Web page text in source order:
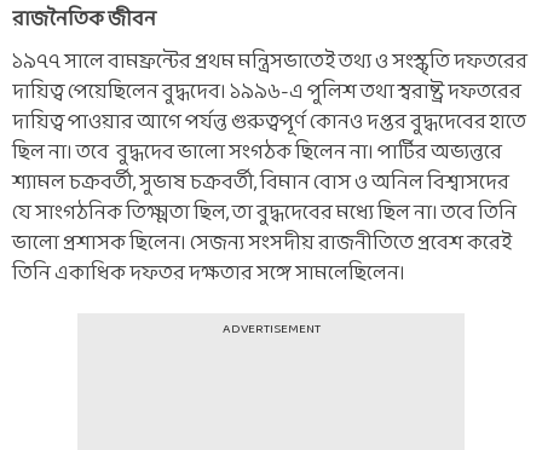
রাজনৈতিক জীবন
১৯৭৭ সালে বামফ্রন্টের প্রথম মন্ত্রিসভাতেই তথ্য ও সংস্কৃতি দফতরের
দায়িত্ব পেয়েছিলেন বুদ্ধদেব। ১৯৯৬-এ পুলিশ তথা স্বরাষ্ট্র দফতরের
দায়িত্ব পাওয়ার আগে পর্যন্ত গুরুত্বপূর্ণ কোনও দপ্তর বুদ্ধদেবের হাতে
ছিল না। তবে বুদ্ধদেব ভালো সংগঠক ছিলেন না। পার্টির অভ্যন্তরে
শ্যামল চক্রবর্তী, সুভাষ চক্রবর্তী, বিমান বোস ও অনিল বিশ্বাসদের
যে সাংগঠনিক তিক্ষ্মতা ছিল, তা বুদ্ধদেবের মধ্যে ছিল না। তবে তিনি
ভালো প্রশাসক ছিলেন। সেজন্য সংসদীয় রাজনীতিতে প্রবেশ করেই
তিনি একাধিক দফতর দক্ষতার সঙ্গে সামলেছিলেন।
ADVERTISEMENT